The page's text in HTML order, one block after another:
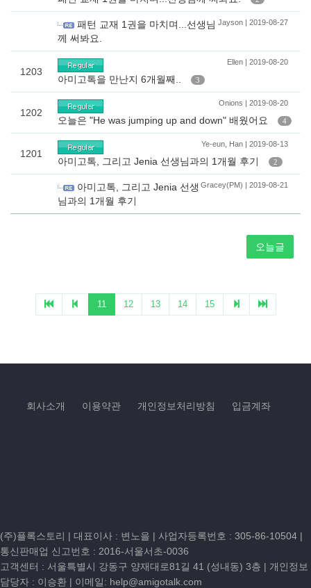
회사소개 이용약관 개인정보처리방침 입금계좌
(주)플록스토리 | 대표이사 : 변노을 | 사업자등록번호 : 305-86-10504 |
통신판매업 신고번호 : 2016-서울서초-0036
고객센터 : 서울특별시 강동구 양재대로81길 41 (성내동) 3층 | 개인정보
담당자 : 이승환 | 이메일: help@amigotalk.com